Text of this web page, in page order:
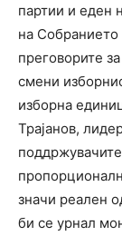
партии и еден
на Собранието
преговорите
смени
изборна
Трајанов,
значи реален
би се урнал